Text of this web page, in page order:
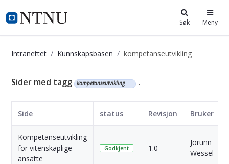
i.ntnu.no Søk Meny
Intranettet Kunnskapsbasen kompetanseutvikling
Kunnskapsbasen
Sider med tagg kompetanseutvikling .
Side status Revisjon Bruker
Kompetanseutvikling
for vitenskaplige
ansatte
Godkjent 1.0
Jorunn
Wessel